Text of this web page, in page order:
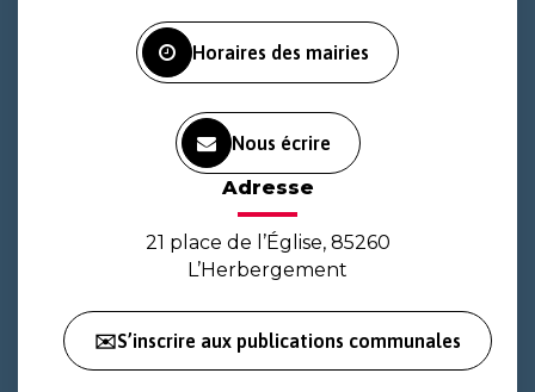
Horaires des mairies
Nous écrire
Adresse
21 place de l’Église, 85260
L’Herbergement
✉️S’inscrire aux publications communales